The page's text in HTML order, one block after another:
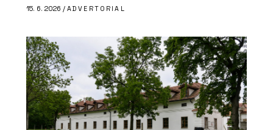
15. 6. 2026 / ADVERTORIAL